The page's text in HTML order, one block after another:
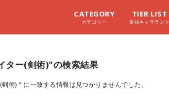
CATEGORY
カテゴリー
TIER LIST
最強キャラランク
ター(剣術)"の検索結果
術) " に一致する情報は見つかりませんでした。